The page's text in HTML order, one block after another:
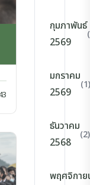
กุมภาพันธ์
2569
มกราคม
2569
(1)
ธันวาคม
2568
(2)
พฤศจิกาย